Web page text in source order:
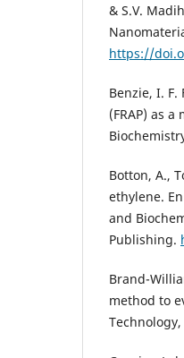
& S.V.
https://
Benzie, I.
(FRAP) as
Botton, A.,
ethylene.
and
Publishing.
Brand-
method to